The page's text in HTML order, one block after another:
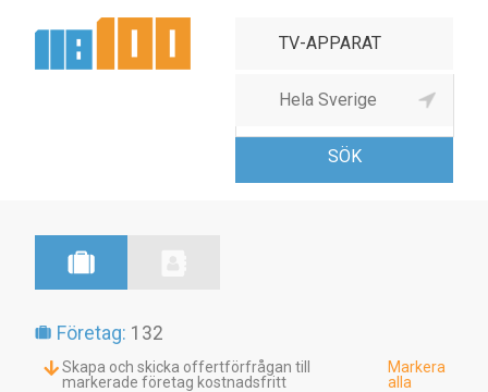
Radio- & TV-apparater,
Företag: 132
Skapa och skicka offertförfrågan till
markerade företag kostnadsfritt
Markera
alla